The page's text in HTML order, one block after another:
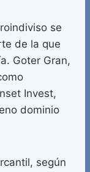
se
de la que
Goter Gran,
Invest,
dominio
según